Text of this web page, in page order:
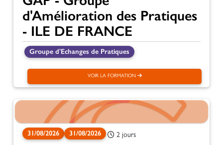
d'Amélioration des Pratiques
- ILE DE FRANCE
Groupe d'Echanges de Pratiques
VOIR LA FORMATION
31/08/2026 31/08/2026 2 jours